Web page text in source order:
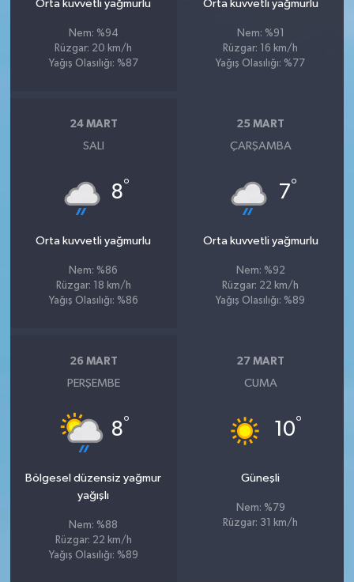
Orta kuvvetli yağmurlu
Nem: %94
Rüzgar: 20 km/h
Yağış Olasılığı: %87
Orta kuvvetli yağmurlu
Nem: %91
Rüzgar: 16 km/h
Yağış Olasılığı: %77
24 MART
SALI
8°
Orta kuvvetli yağmurlu
Nem: %86
Rüzgar: 18 km/h
Yağış Olasılığı: %86
25 MART
ÇARŞAMBA
7°
Orta kuvvetli yağmurlu
Nem: %92
Rüzgar: 22 km/h
Yağış Olasılığı: %89
26 MART
PERŞEMBE
8°
Bölgesel düzensiz yağmur
yağışlı
Nem: %88
Rüzgar: 22 km/h
Yağış Olasılığı: %89
27 MART
CUMA
10°
Güneşli
Nem: %79
Rüzgar: 31 km/h